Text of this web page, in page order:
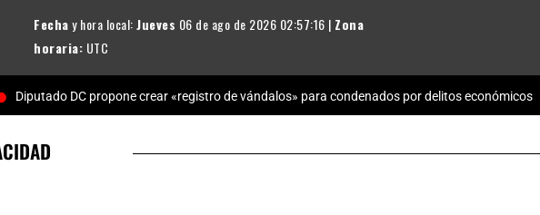
Fechay hora local:Jueves 06 de ago de 2026 02:57:17 | Zona
horaria: UTC
Diputado DC propone crear «registro de vándalos» para condenados por delitos económicos